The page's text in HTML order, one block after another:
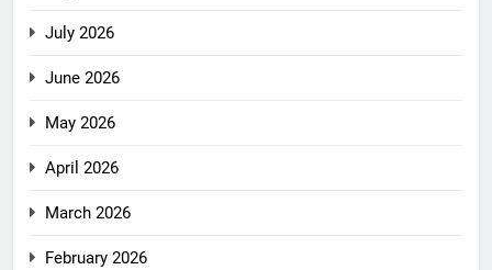
July 2026
June 2026
May 2026
April 2026
March 2026
February 2026